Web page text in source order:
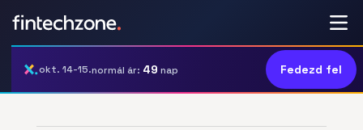
okt. 14-15.normál ár: 49 nap Fedezd fel